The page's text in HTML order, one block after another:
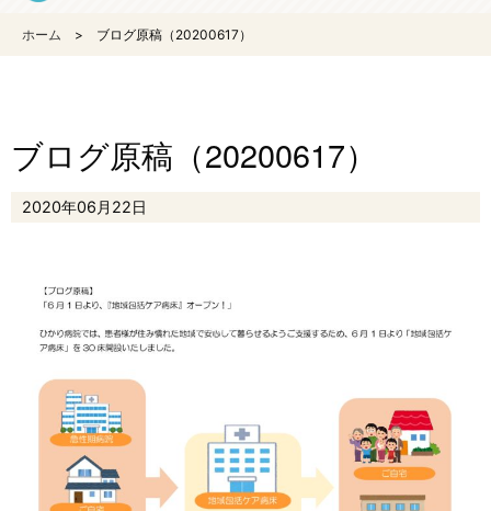
ホーム ブログ原稿（20200617）
ブログ原稿（20200617）
2020年06月22日